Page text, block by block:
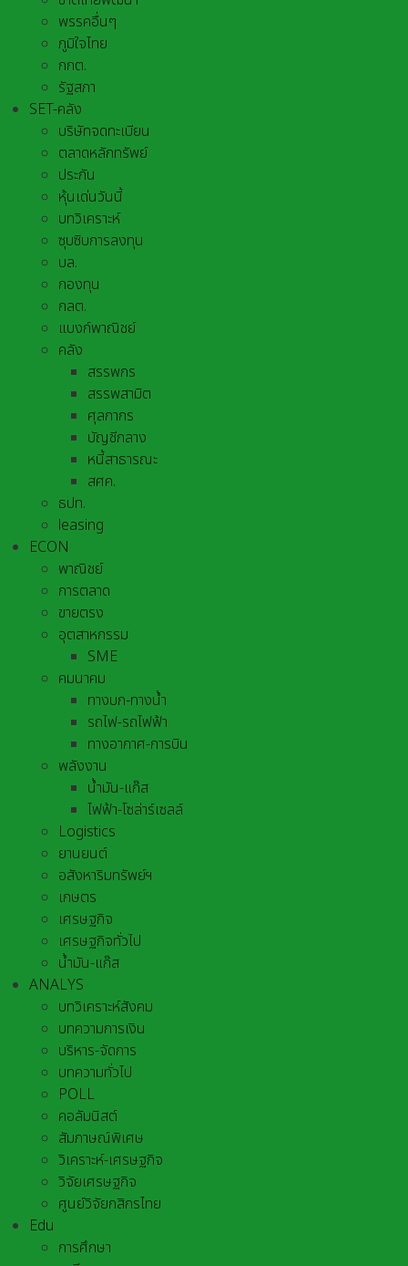
พรรคอื่นๆ
ภูมิใจไทย
กกต.
รัฐสภา
SET-คลัง
บริษัทจดทะเบียน
ตลาดหลักทรัพย์
ประกัน
หุ้นเด่นวันนี้
บทวิเคราะห์
ซุบซิบการลงทุน
บล.
กองทุน
กลต.
แบงก์พาณิชย์
คลัง
สรรพกร
สรรพสามิต
ศุลกากร
บัญชีกลาง
หนี้สาธารณะ
สศค.
ธปท.
leasing
ECON
พาณิชย์
การตลาด
ขายตรง
อุตสาหกรรม
SME
คมนาคม
ทางบก-ทางน้ำ
รถไฟ-รถไฟฟ้า
ทางอากาศ-การบิน
พลังงาน
น้ำมัน-แก๊ส
ไฟฟ้า-โซล่าร์เซลล์
Logistics
ยานยนต์
อสังหาริมทรัพย์ฯ
เกษตร
เศรษฐกิจ
เศรษฐกิจทั่วไป
น้ำมัน-แก๊ส
ANALYS
บทวิเคราะห์สังคม
บทความการเงิน
บริหาร-จัดการ
บทความทั่วไป
POLL
คอลัมนิสต์
สัมภาษณ์พิเศษ
วิเคราะห์-เศรษฐกิจ
วิจัยเศรษฐกิจ
ศูนย์วิจัยกสิกรไทย
Edu
การศึกษา